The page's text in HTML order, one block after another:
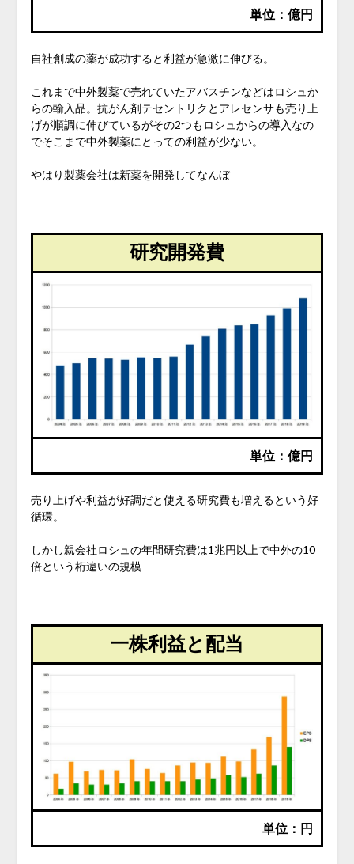
単位：億円
自社創成の薬が成功すると利益が急激に伸びる。
これまで中外製薬で売れていたアバスチンなどはロシュか
らの輸入品。抗がん剤テセントリクとアレセンサも売り上
げが順調に伸びているがその2つもロシュからの導入なの
でそこまで中外製薬にとっての利益が少ない。
やはり製薬会社は新薬を開発してなんぼ
研究開発費
単位：億円
売り上げや利益が好調だと使える研究費も増えるという好
循環。
しかし親会社ロシュの年間研究費は1兆円以上で中外の10
倍という桁違いの規模
一株利益と配当
単位：円